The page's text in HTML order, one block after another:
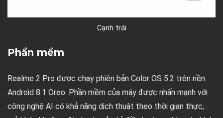
Cạnh trái
Phần mềm
Realme 2 Pro được chạy phiên bản Color OS 5.2 trên nền
Android 8.1 Oreo. Phần mềm của máy được nhấn mạnh với
công nghệ AI có khả năng dịch thuật theo thời gian thực,